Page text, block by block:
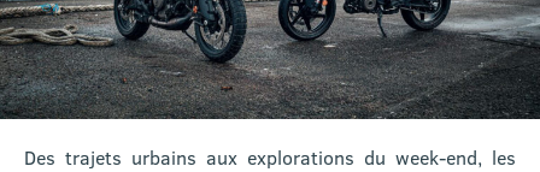
Des trajets urbains aux explorations du week-end, les